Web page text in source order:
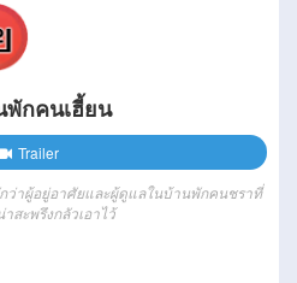
พักคนเฮี้ยน
Trailer
ว่าผู้อยู่อาศัยและผู้ดูแลในบ้านพักคนชราที่
สะพรึงกลัวเอาไว้